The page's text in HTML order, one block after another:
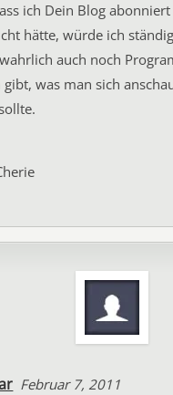
ich Dein Blog abonniert
hätte, würde ich
auch noch
gibt, was man sich
Februar 7, 2011